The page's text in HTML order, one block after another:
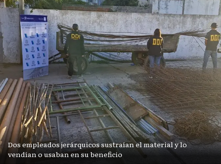
Dos empleados jerárquicos sustraían el material y lo
vendían o usaban en su beneficio